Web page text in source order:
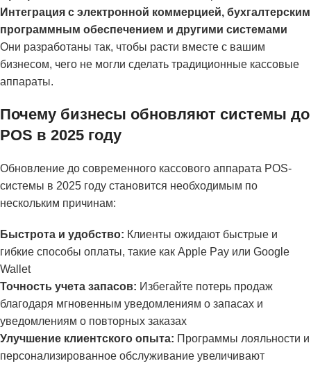
Интеграция с электронной коммерцией, бухгалтерским
программным обеспечением и другими системами
Они разработаны так, чтобы расти вместе с вашим
бизнесом, чего не могли сделать традиционные кассовые
аппараты.
Почему бизнесы обновляют системы до
POS в 2025 году
Обновление до современного кассового аппарата POS-
системы в 2025 году становится необходимым по
нескольким причинам:
Быстрота и удобство: Клиенты ожидают быстрые и
гибкие способы оплаты, такие как Apple Pay или Google
Wallet
Точность учета запасов: Избегайте потерь продаж
благодаря мгновенным уведомлениям о запасах и
уведомлениям о повторных заказах
Улучшение клиентского опыта: Программы лояльности и
персонализированное обслуживание увеличивают